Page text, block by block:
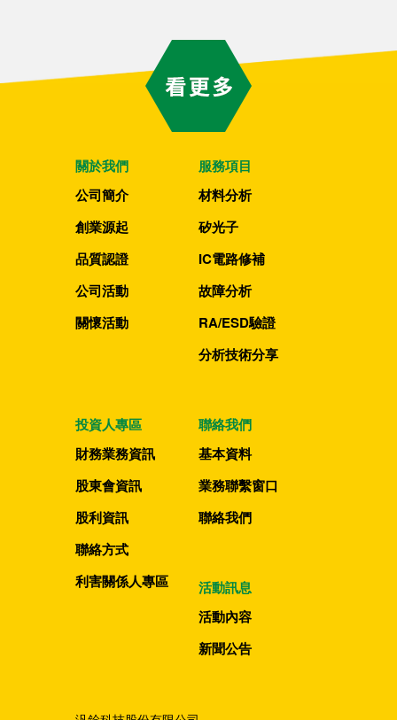
關於我們
公司簡介
創業源起
品質認證
公司活動
關懷活動
服務項目
材料分析
矽光子
IC電路修補
故障分析
RA/ESD驗證
分析技術分享
投資人專區
財務業務資訊
股東會資訊
股利資訊
聯絡方式
利害關係人專區
聯絡我們
基本資料
業務聯繫窗口
聯絡我們
活動訊息
活動內容
新聞公告